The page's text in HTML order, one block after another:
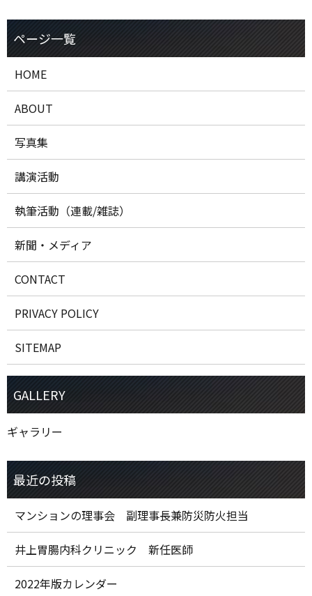
HOME
ABOUT
写真集
講演活動
執筆活動（連載/雑誌）
新聞・メディア
CONTACT
PRIVACY POLICY
SITEMAP
ギャラリー
マンションの理事会 副理事長兼防災防火担当
井上胃腸内科クリニック 新任医師
2022年版カレンダー